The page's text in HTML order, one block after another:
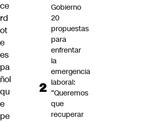
ce
rd
ot
e
es
pa
ñol
qu
e
pe
Gobierno
20
propuestas
para
enfrentar
la
emergencia
laboral:
“Queremos
que
recuperar